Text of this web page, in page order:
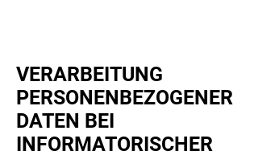
VERARBEITUNG
PERSONENBEZOGENER
DATEN BEI
INFORMATORISCHER